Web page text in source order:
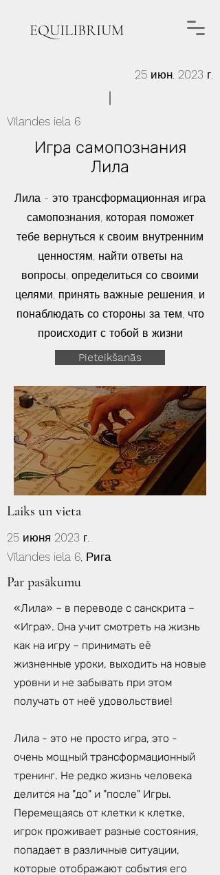
EQUILIBRIUM
25 июн. 2023 г.
Vīlandes iela 6
Игра самопознания
Лила
Лила - это трансформационная игра
самопознания, которая поможет
тебе вернуться к своим внутренним
ценностям, найти ответы на
вопросы, определиться со своими
целями, принять важные решения, и
понаблюдать со стороны за тем, что
происходит с тобой в жизни
Pieteikšanās
Laiks un vieta
25 июня 2023 г.
Vīlandes iela 6, Рига
Par pasākumu
«Лила» – в переводе с санскрита –
«Игра». Она учит смотреть на жизнь
как на игру – принимать её
жизненные уроки, выходить на новые
уровни и не забывать при этом
получать от неё удовольствие!
Лила - это не просто игра, это -
очень мощный трансформационный
тренинг. Не редко жизнь человека
делится на "до" и "после" Игры.
Перемещаясь от клетки к клетке,
игрок проживает разные состояния,
попадает в различные ситуации,
которые отображают события его